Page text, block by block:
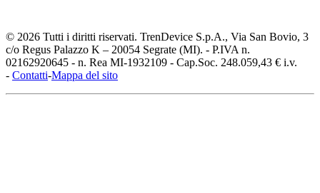
© 2026 Tutti i diritti riservati. TrenDevice S.p.A., Via San Bovio, 3
c/o Regus Palazzo K – 20054 Segrate (MI). - P.IVA n.
02162920645 - n. Rea MI-1932109 - Cap.Soc. 248.059,43 € i.v.
- Contatti-Mappa del sito